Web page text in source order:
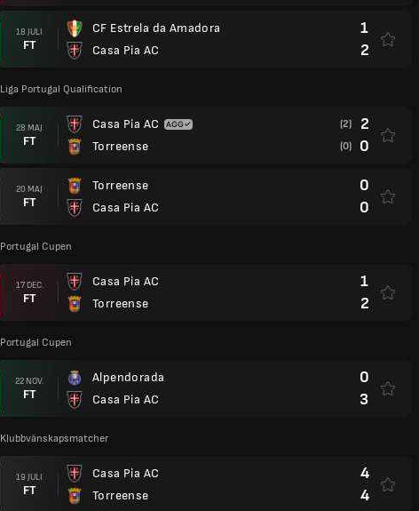
18 JULI
FT
CF Estrela da Amadora
Casa Pia AC
1
2
Liga Portugal Qualification
28 MAJ
FT
Casa Pia AC
Torreense
(2) 2
(0) 0
20 MAJ
FT
Torreense
Casa Pia AC
0
0
Portugal Cupen
17 DEC.
FT
Casa Pia AC
Torreense
1
2
Portugal Cupen
22 NOV.
FT
Alpendorada
Casa Pia AC
0
3
Klubbvänskapsmatcher
19 JULI
FT
Casa Pia AC
Torreense
4
4